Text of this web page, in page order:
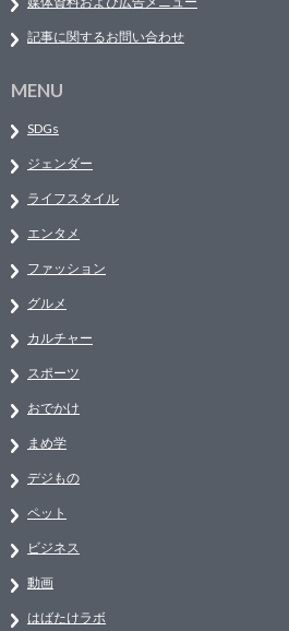
記事に関するお問い合わせ
MENU
SDGs
ジェンダー
ライフスタイル
エンタメ
ファッション
グルメ
カルチャー
スポーツ
おでかけ
まめ学
デジもの
ペット
ビジネス
動画
はばたけラボ